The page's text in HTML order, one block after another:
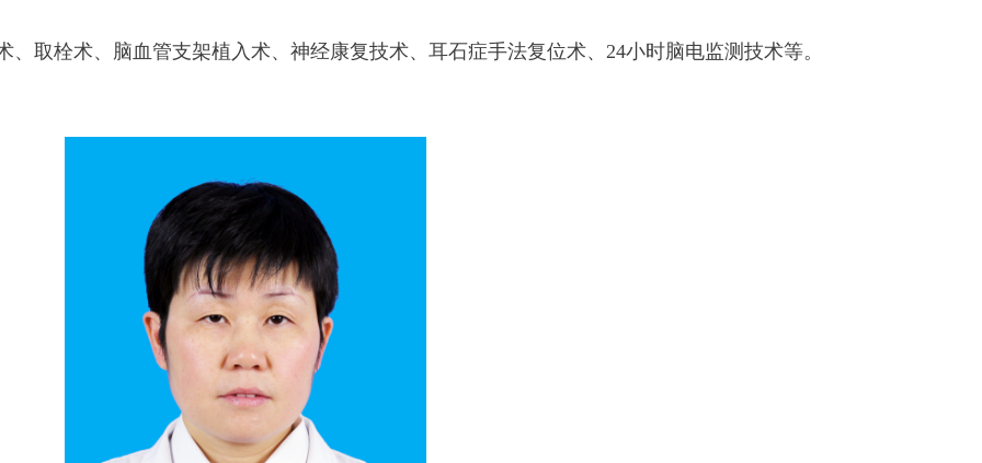
、取栓术、脑血管支架植入术、神经康复技术、耳石症手法复位术、24小时脑电监测技术等。